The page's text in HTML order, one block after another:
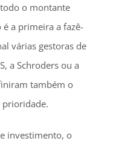
o montante
é a primeira a fazê-
várias gestoras de
a Schroders ou a
também o
prioridade.
investimento, o